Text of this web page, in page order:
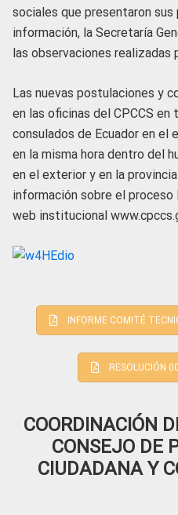
sociales que presentaron
información, la Secretaría
las observaciones realizadas
Las nuevas postulaciones y
en las oficinas del CPCCS
consulados de Ecuador en el
en la misma hora dentro del
en el exterior y en la
información sobre el
web institucional
INFORME COMITÉ
RESOLUCIÓN
COORDINACIÓN
CONSEJO DE
CIUDADANA Y